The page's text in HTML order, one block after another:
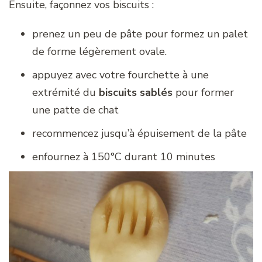
Ensuite, façonnez vos biscuits :
prenez un peu de pâte pour formez un palet
de forme légèrement ovale.
appuyez avec votre fourchette à une
extrémité du biscuits sablés pour former
une patte de chat
recommencez jusqu’à épuisement de la pâte
enfournez à 150°C durant 10 minutes